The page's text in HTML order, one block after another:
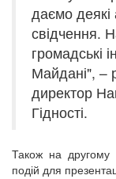
даємо деякі
свідчення.
громадські
Майдані", –
директор
Гідності.
Також на другому
подій для